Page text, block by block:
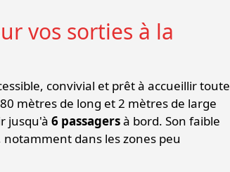
vos sorties à la
convivial et prêt à accueillir toute
mètres de long et 2 mètres de large
jusqu'à 6 passagersà bord. Son faible
notamment dans les zones peu